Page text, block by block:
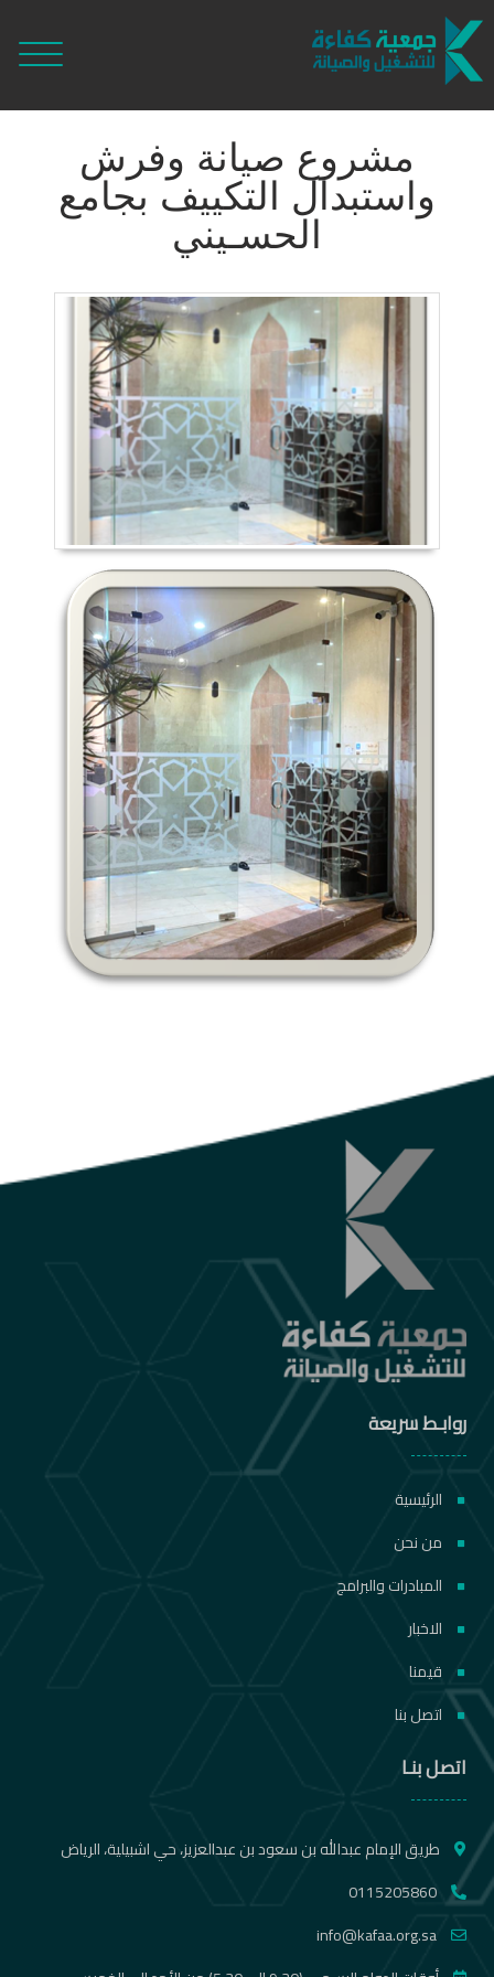
مشروع صيانة وفرش
واستبدال التكييف بجامع
الحسـيني
روابـط سريعة
الرئيسية
من نحن
المبادرات والبرامج
الاخبار
قيمنا
اتصل بنا
اتصل بنـا
طريق الإمام عبدالله بن سعود بن عبدالعزيز، حي اشبيلية، الرياض
0115205860
info@kafaa.org.sa